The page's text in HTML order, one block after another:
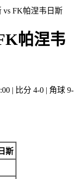
vs FK帕涅韦日斯
帕涅韦
| 比分 4-0 | 角球 9-
斯